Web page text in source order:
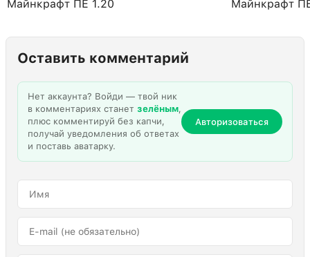
Майнкрафт ПЕ 1.20 Майнкрафт
Оставить комментарий
Нет аккаунта? Войди — твой ник
в комментариях станет зелёным,
плюс комментируй без капчи,
получай уведомления об ответах
и поставь аватарку.
Авторизоваться